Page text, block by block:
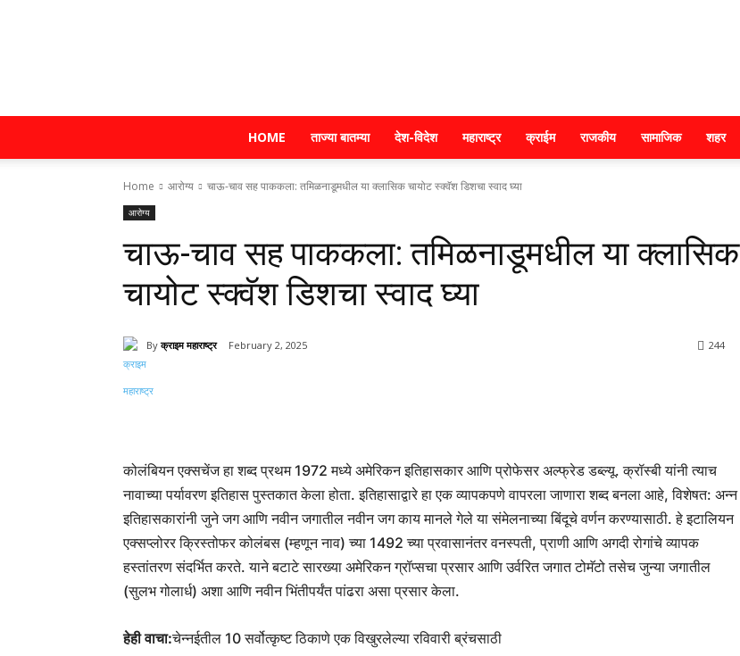
क्राइम
HOME ताज्या बातम्या देश-विदेश महाराष्ट्र क्राईम राजकीय सामाजिक शहर
Home आरोग्य चाऊ-चाव सह पाककला: तमिळनाडूमधील या क्लासिक चायोट स्क्वॅश डिशचा स्वाद घ्या
आरोग्य
चाऊ-चाव सह पाककला: तमिळनाडूमधील या क्लासिक
चायोट स्क्वॅश डिशचा स्वाद घ्या
By क्राइम महाराष्ट्र February 2, 2025 244
कोलंबियन एक्सचेंज हा शब्द प्रथम 1972 मध्ये अमेरिकन इतिहासकार आणि प्रोफेसर अल्फ्रेड डब्ल्यू. क्रॉस्बी यांनी त्याच
नावाच्या पर्यावरण इतिहास पुस्तकात केला होता. इतिहासाद्वारे हा एक व्यापकपणे वापरला जाणारा शब्द बनला आहे, विशेषत: अन्न
इतिहासकारांनी जुने जग आणि नवीन जगातील नवीन जग काय मानले गेले या संमेलनाच्या बिंदूचे वर्णन करण्यासाठी. हे इटालियन
एक्सप्लोरर क्रिस्तोफर कोलंबस (म्हणून नाव) च्या 1492 च्या प्रवासानंतर वनस्पती, प्राणी आणि अगदी रोगांचे व्यापक
हस्तांतरण संदर्भित करते. याने बटाटे सारख्या अमेरिकन ग्रॉप्सचा प्रसार आणि उर्वरित जगात टोमॅटो तसेच जुन्या जगातील
(सुलभ गोलार्ध) अशा आणि नवीन भिंतीपर्यंत पांढरा असा प्रसार केला.
हेही वाचा:चेन्नईतील 10 सर्वोत्कृष्ट ठिकाणे एक विखुरलेल्या रविवारी ब्रंचसाठी